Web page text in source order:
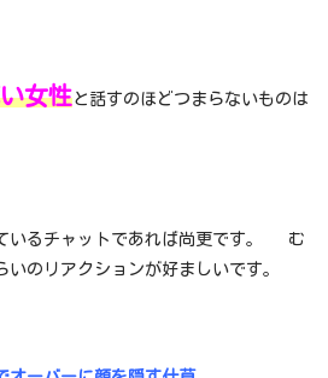
女性と話すのほどつまらないものは
いるチャットであれば尚更です。 む
いのリアクションが好ましいです。